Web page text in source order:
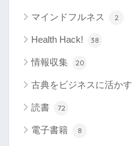
マインドフルネス 2
Health Hack! 38
情報収集 20
古典をビジネスに活かす
読書 72
電子書籍 8